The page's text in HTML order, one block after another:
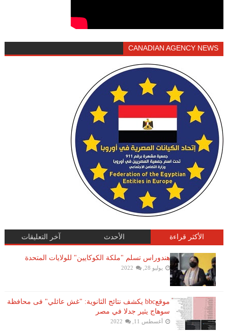
CANADIAN AGENCY NEWS
الأكثر قراءة الأحدث آخر التعليقات
هندوراس تسلم "ملكة الكوكايين" للولايات المتحدة
يوليو 28, 2022
موقعbbc يكشف نتائج الثانوية: "غش عائلي" فى محافظة
سوهاج يثير جدلا في مصر
أغسطس 11, 2022